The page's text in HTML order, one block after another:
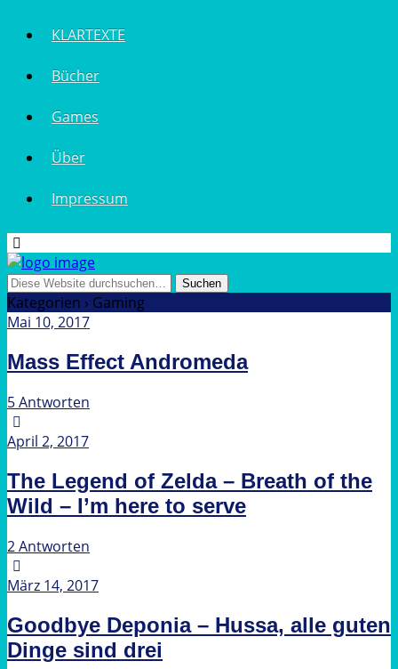
KLARTEXTE
Bücher
Games
Über
Impressum
Kategorien › Gaming
Mai 10, 2017
Mass Effect Andromeda
5 Antworten
April 2, 2017
The Legend of Zelda – Breath of the
Wild – I’m here to serve
2 Antworten
März 14, 2017
Goodbye Deponia – Hussa, alle guten
Dinge sind drei